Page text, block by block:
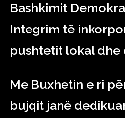
Bashkimit
Integrim të
pushtetit lokal dhe
Me Buxhetin e ri
bujqit janë